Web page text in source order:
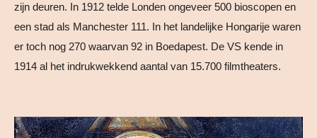
zijn deuren. In 1912 telde Londen ongeveer 500 bioscopen en
een stad als Manchester 111. In het landelijke Hongarije waren
er toch nog 270 waarvan 92 in Boedapest. De VS kende in
1914 al het indrukwekkend aantal van 15.700 filmtheaters.